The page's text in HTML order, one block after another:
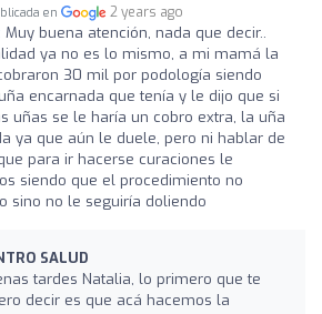
en 2 years ago
Muy buena atención, nada que decir..
ya no es lo mismo, a mi mamá la
30 mil por podología siendo
encarnada que tenía y le dijo que si
uñas se le haría un cobro extra, la uña
ya que aún le duele, pero ni hablar de
para ir hacerse curaciones le
siendo que el procedimiento no
sino no le seguiría doliendo
SALUD
tardes Natalia, lo primero que te
decir es que acá hacemos la